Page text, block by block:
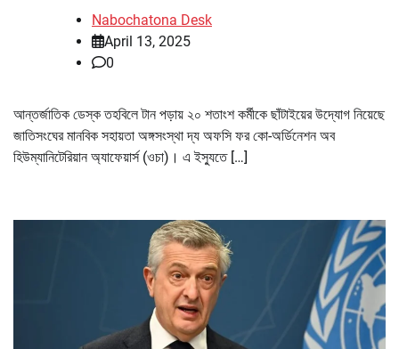
Nabochatona Desk
April 13, 2025
0
আন্তর্জাতিক ডেস্ক তহবিলে টান পড়ায় ২০ শতাংশ কর্মীকে ছাঁটাইয়ের উদ্যোগ নিয়েছে
জাতিসংঘের মানবিক সহায়তা অঙ্গসংস্থা দ্য অফসি ফর কো-অর্ডিনেশন অব
হিউম্যানিটেরিয়ান অ্যাফেয়ার্স (ওচা)। এ ইস্যুতে […]